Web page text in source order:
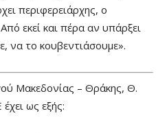
περιφερειάρχης, ο
εκεί και πέρα αν υπάρξει
να το κουβεντιάσουμε».
Μακεδονίας – Θράκης, Θ.
ως εξής: